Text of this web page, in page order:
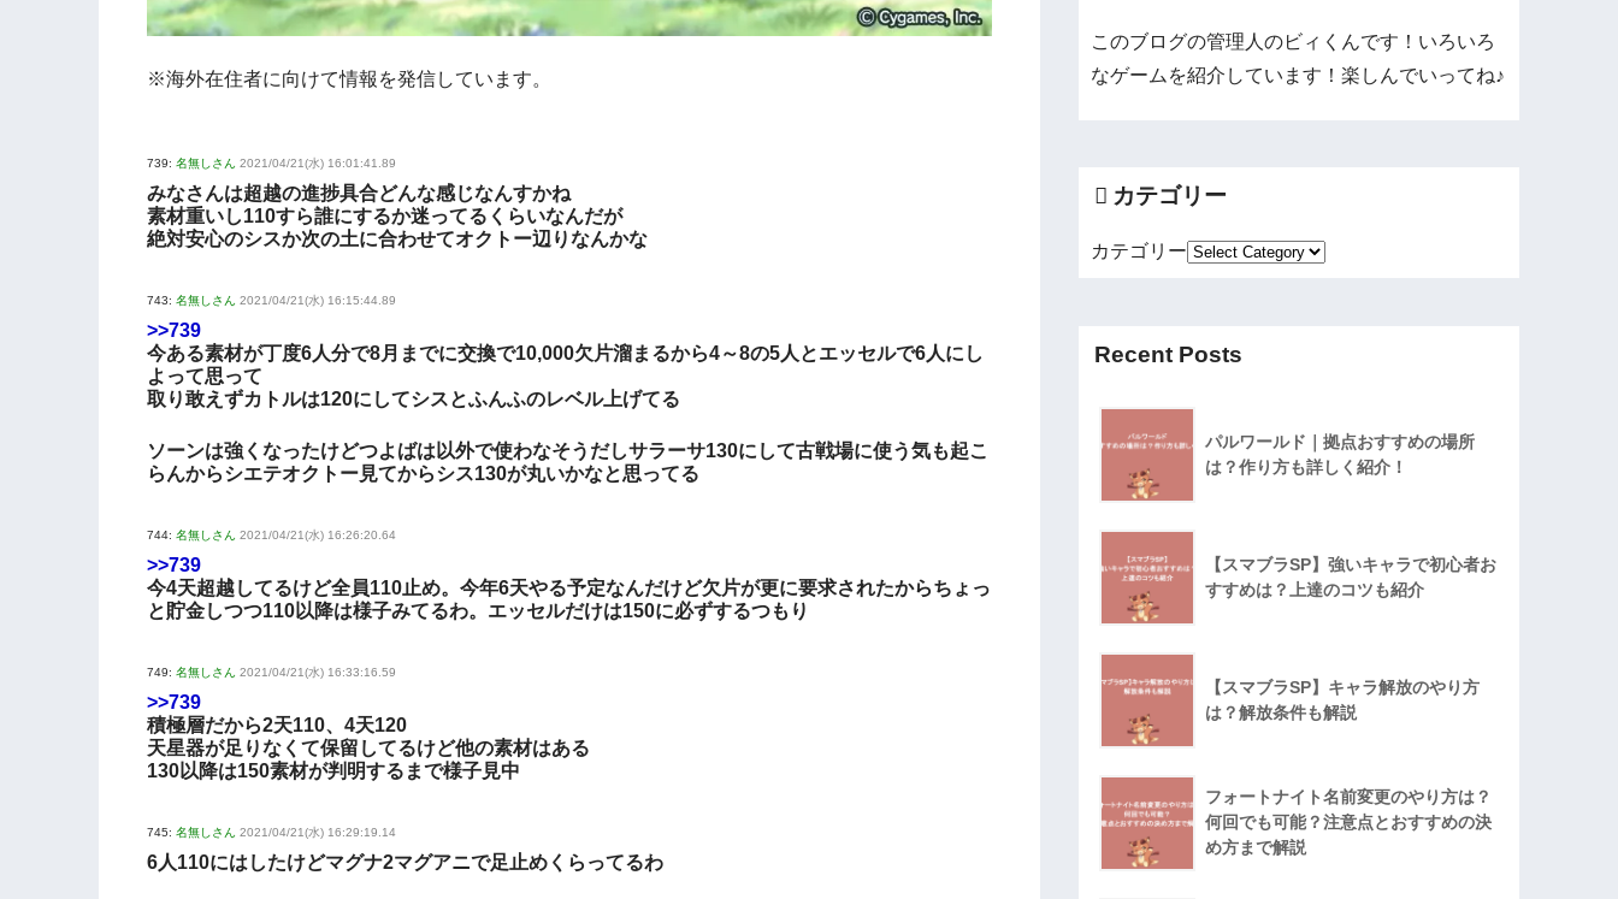
※海外在住者に向けて情報を発信しています。
739: 名無しさん 2021/04/21(水) 16:01:41.89
みなさんは超越の進捗具合どんな感じなんすかね
素材重いし110すら誰にするか迷ってるくらいなんだが
絶対安心のシスか次の土に合わせてオクトー辺りなんかな
743: 名無しさん 2021/04/21(水) 16:15:44.89
>>739
今ある素材が丁度6人分で8月までに交換で10,000欠片溜まるから4～8の5人とエッセルで6人にし
よって思って
取り敢えずカトルは120にしてシスとふんふのレベル上げてる
ソーンは強くなったけどつよばは以外で使わなそうだしサラーサ130にして古戦場に使う気も起こ
らんからシエテオクトー見てからシス130が丸いかなと思ってる
744: 名無しさん 2021/04/21(水) 16:26:20.64
>>739
今4天超越してるけど全員110止め。今年6天やる予定なんだけど欠片が更に要求されたからちょっ
と貯金しつつ110以降は様子みてるわ。エッセルだけは150に必ずするつもり
749: 名無しさん 2021/04/21(水) 16:33:16.59
>>739
積極層だから2天110、4天120
天星器が足りなくて保留してるけど他の素材はある
130以降は150素材が判明するまで様子見中
745: 名無しさん 2021/04/21(水) 16:29:19.14
6人110にはしたけどマグナ2マグアニで足止めくらってるわ
このブログの管理人のビィくんです！いろいろ
なゲームを紹介しています！楽しんでいってね♪
カテゴリー
カテゴリー
Recent Posts
パルワールド｜拠点おすすめの場所
は？作り方も詳しく紹介！
【スマブラSP】強いキャラで初心者お
すすめは？上達のコツも紹介
【スマブラSP】キャラ解放のやり方
は？解放条件も解説
フォートナイト名前変更のやり方は？
何回でも可能？注意点とおすすめの決
め方まで解説